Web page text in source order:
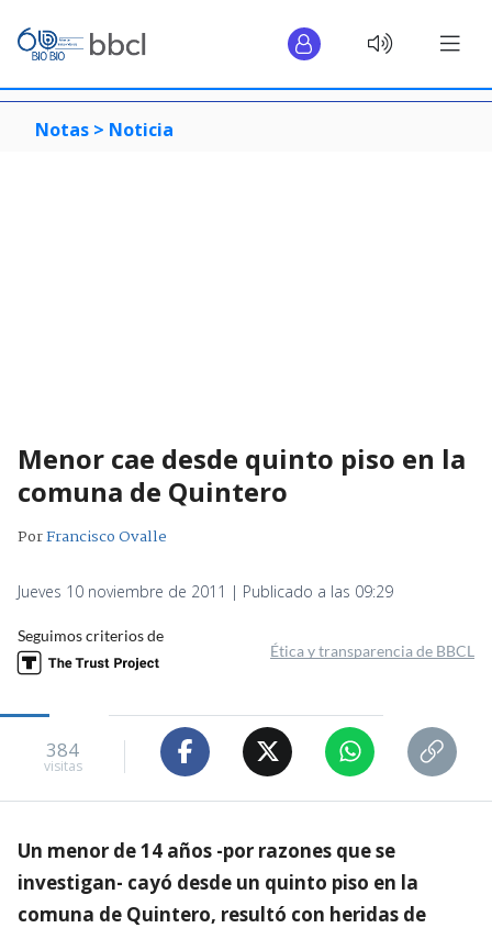
Notas > Noticia
Menor cae desde quinto piso en la
comuna de Quintero
PorFrancisco Ovalle
Jueves 10 noviembre de 2011 | Publicado a las 09:29
Seguimos criterios de
Ética y transparencia de BBCL
384
visitas
Un menor de 14 años -por razones que se
investigan- cayó desde un quinto piso en la
comuna de Quintero, resultó con heridas de